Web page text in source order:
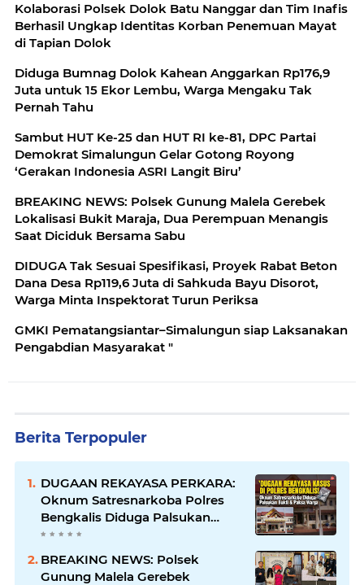
Kolaborasi Polsek Dolok Batu Nanggar dan Tim Inafis
Berhasil Ungkap Identitas Korban Penemuan Mayat
di Tapian Dolok
Diduga Bumnag Dolok Kahean Anggarkan Rp176,9
Juta untuk 15 Ekor Lembu, Warga Mengaku Tak
Pernah Tahu
Sambut HUT Ke-25 dan HUT RI ke-81, DPC Partai
Demokrat Simalungun Gelar Gotong Royong
‘Gerakan Indonesia ASRI Langit Biru’
BREAKING NEWS: Polsek Gunung Malela Gerebek
Lokalisasi Bukit Maraja, Dua Perempuan Menangis
Saat Diciduk Bersama Sabu
DIDUGA Tak Sesuai Spesifikasi, Proyek Rabat Beton
Dana Desa Rp119,6 Juta di Sahkuda Bayu Disorot,
Warga Minta Inspektorat Turun Periksa
GMKI Pematangsiantar–Simalungun siap Laksanakan
Pengabdian Masyarakat "
Berita Terpopuler
DUGAAN REKAYASA PERKARA:
Oknum Satresnarkoba Polres
Bengkalis Diduga Palsukan
Barang Bukti Hingga Paksa
BREAKING NEWS: Polsek
Gunung Malela Gerebek